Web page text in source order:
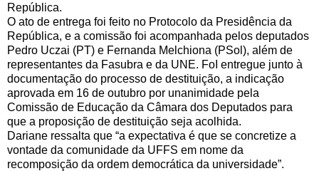
República.
O ato de entrega foi feito no Protocolo da Presidência da
República, e a comissão foi acompanhada pelos deputados
Pedro Uczai (PT) e Fernanda Melchiona (PSol), além de
representantes da Fasubra e da UNE. FoI entregue junto à
documentação do processo de destituição, a indicação
aprovada em 16 de outubro por unanimidade pela
Comissão de Educação da Câmara dos Deputados para
que a proposição de destituição seja acolhida.
Dariane ressalta que “a expectativa é que se concretize a
vontade da comunidade da UFFS em nome da
recomposição da ordem democrática da universidade”.